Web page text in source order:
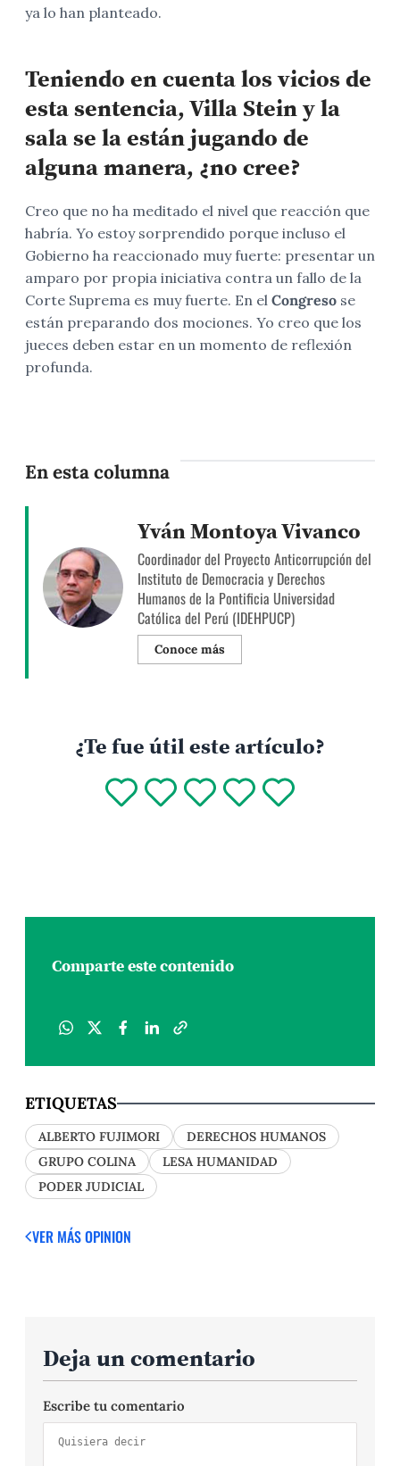
ya lo han planteado.
Teniendo en cuenta los vicios de
esta sentencia, Villa Stein y la
sala se la están jugando de
alguna manera, ¿no cree?
Creo que no ha meditado el nivel que reacción que
habría. Yo estoy sorprendido porque incluso el
Gobierno ha reaccionado muy fuerte: presentar un
amparo por propia iniciativa contra un fallo de la
Corte Suprema es muy fuerte. En el Congreso se
están preparando dos mociones. Yo creo que los
jueces deben estar en un momento de reflexión
profunda.
En esta columna
Yván Montoya Vivanco
Coordinador del Proyecto Anticorrupción del
Instituto de Democracia y Derechos
Humanos de la Pontificia Universidad
Católica del Perú (IDEHPUCP)
Conoce más
¿Te fue útil este artículo?
Comparte este contenido
ETIQUETAS
ALBERTO FUJIMORI
DERECHOS HUMANOS
GRUPO COLINA
LESA HUMANIDAD
PODER JUDICIAL
VER MÁS OPINION
Deja un comentario
Escribe tu comentario